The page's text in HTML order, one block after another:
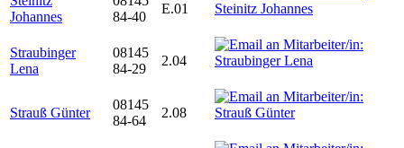
Johannes
84-40
E.01
Straubinger
Lena
08145
84-29
2.04
Strauß Günter
08145
84-64
2.08